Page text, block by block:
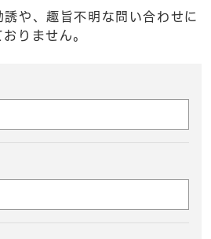
誘や、趣旨不明な問い合わせに
りません。